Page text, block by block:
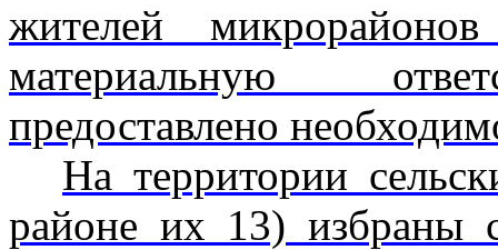
жителей
материальную
предоставлено
На территории
районе их 13) избраны